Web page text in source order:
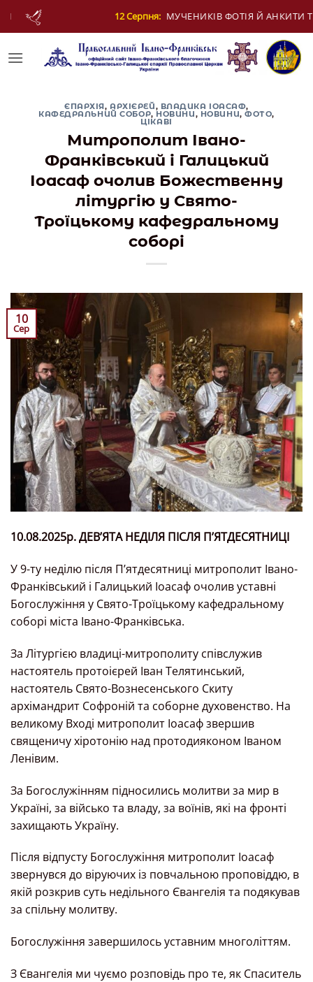
ФОТІЯ Й АНКИТИ ТА БАГАТЬОХ ІЗ НИМИ
ЄПАРХІЯ, АРХІЄРЕЙ, ВЛАДИКА ІОАСАФ,
КАФЕДРАЛЬНИЙ СОБОР, НОВИНИ, НОВИНИ,ФОТО,
ЦІКАВІ
Митрополит Івано-
Франківський і Галицький
Іоасаф очолив Божественну
літургію у Свято-
Троїцькому кафедральному
соборі
10
Сер
10.08.2025р. ДЕВ’ЯТА НЕДІЛЯ ПІСЛЯ П’ЯТДЕСЯТНИЦІ
У 9-ту неділю після П’ятдесятниці митрополит Івано-
Франківський і Галицький Іоасаф очолив уставні
Богослужіння у Свято-Троїцькому кафедральному
соборі міста Івано-Франківська.
За Літургією владиці-митрополиту співслужив
настоятель протоієрей Іван Телятинський,
настоятель Свято-Вознесенського Скиту
архімандрит Софроній та соборне духовенство. На
великому Вході митрополит Іоасаф звершив
священичу хіротонію над протодияконом Іваном
Ленівим.
За Богослужінням підносились молитви за мир в
Україні, за військо та владу, за воїнів, які на фронті
захищають Україну.
Після відпусту Богослужіння митрополит Іоасаф
звернувся до віруючих із повчальною проповіддю, в
якій розкрив суть недільного Євангелія та подякував
за спільну молитву.
Богослужіння завершилось уставним многоліттям.
З Євангелія ми чуємо розповідь про те, як Спаситель